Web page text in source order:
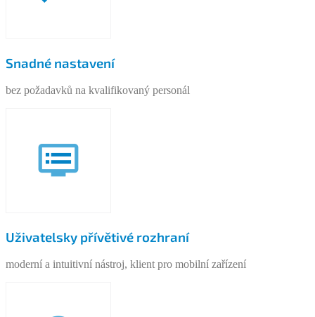
Snadné nastavení
bez požadavků na kvalifikovaný personál
Uživatelsky přívětivé rozhraní
moderní a intuitivní nástroj, klient pro mobilní zařízení